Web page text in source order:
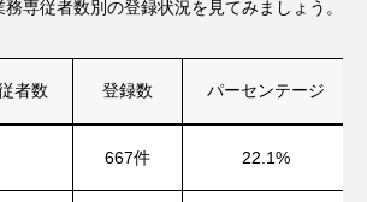
専従者数別の登録状況を見てみましょう。
者数 登録数 パーセンテージ
667件 22.1%